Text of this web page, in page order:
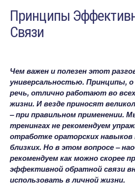
Принципы
Связи
Чем важен и полезен этот
универсальностью. Принципы,
речь, отлично работают во
жизни. И везде приносят
– при правильном применении.
тренингах не рекомендуем
отработке ораторских навыков
близких. Но в этом вопросе –
рекомендуем как можно скорее
эффективной обратной связи
использовать в личной жизни.